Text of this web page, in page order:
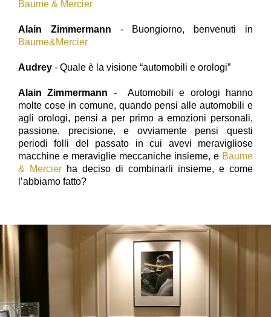
Baume & Mercier
Alain Zimmermann - Buongiorno, benvenuti in
Baume&Mercier
Audrey - Quale è la visione “automobili e orologi”
Alain Zimmermann - Automobili e orologi hanno
molte cose in comune, quando pensi alle automobili e
agli orologi, pensi a per primo a emozioni personali,
passione, precisione, e ovviamente pensi questi
periodi folli del passato in cui avevi meravigliose
macchine e meraviglie meccaniche insieme, e Baume
& Mercier ha deciso di combinarli insieme, e come
l’abbiamo fatto?